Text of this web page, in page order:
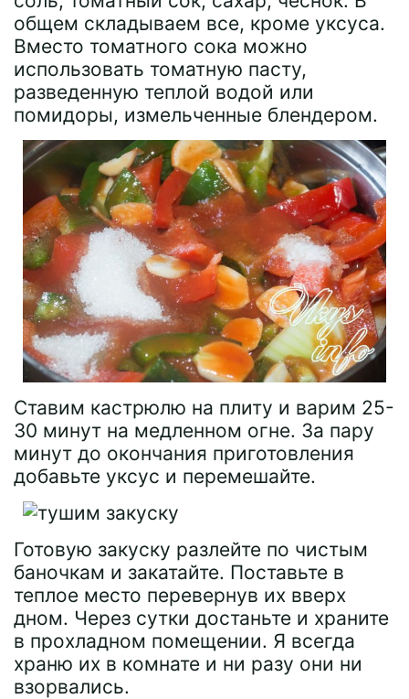
общем складываем все, кроме уксуса.
Вместо томатного сока можно
использовать томатную пасту,
разведенную теплой водой или
помидоры, измельченные блендером.
Ставим кастрюлю на плиту и варим 25-
30 минут на медленном огне. За пару
минут до окончания приготовления
добавьте уксус и перемешайте.
Готовую закуску разлейте по чистым
баночкам и закатайте. Поставьте в
теплое место перевернув их вверх
дном. Через сутки достаньте и храните
в прохладном помещении. Я всегда
храню их в комнате и ни разу они ни
взорвались.